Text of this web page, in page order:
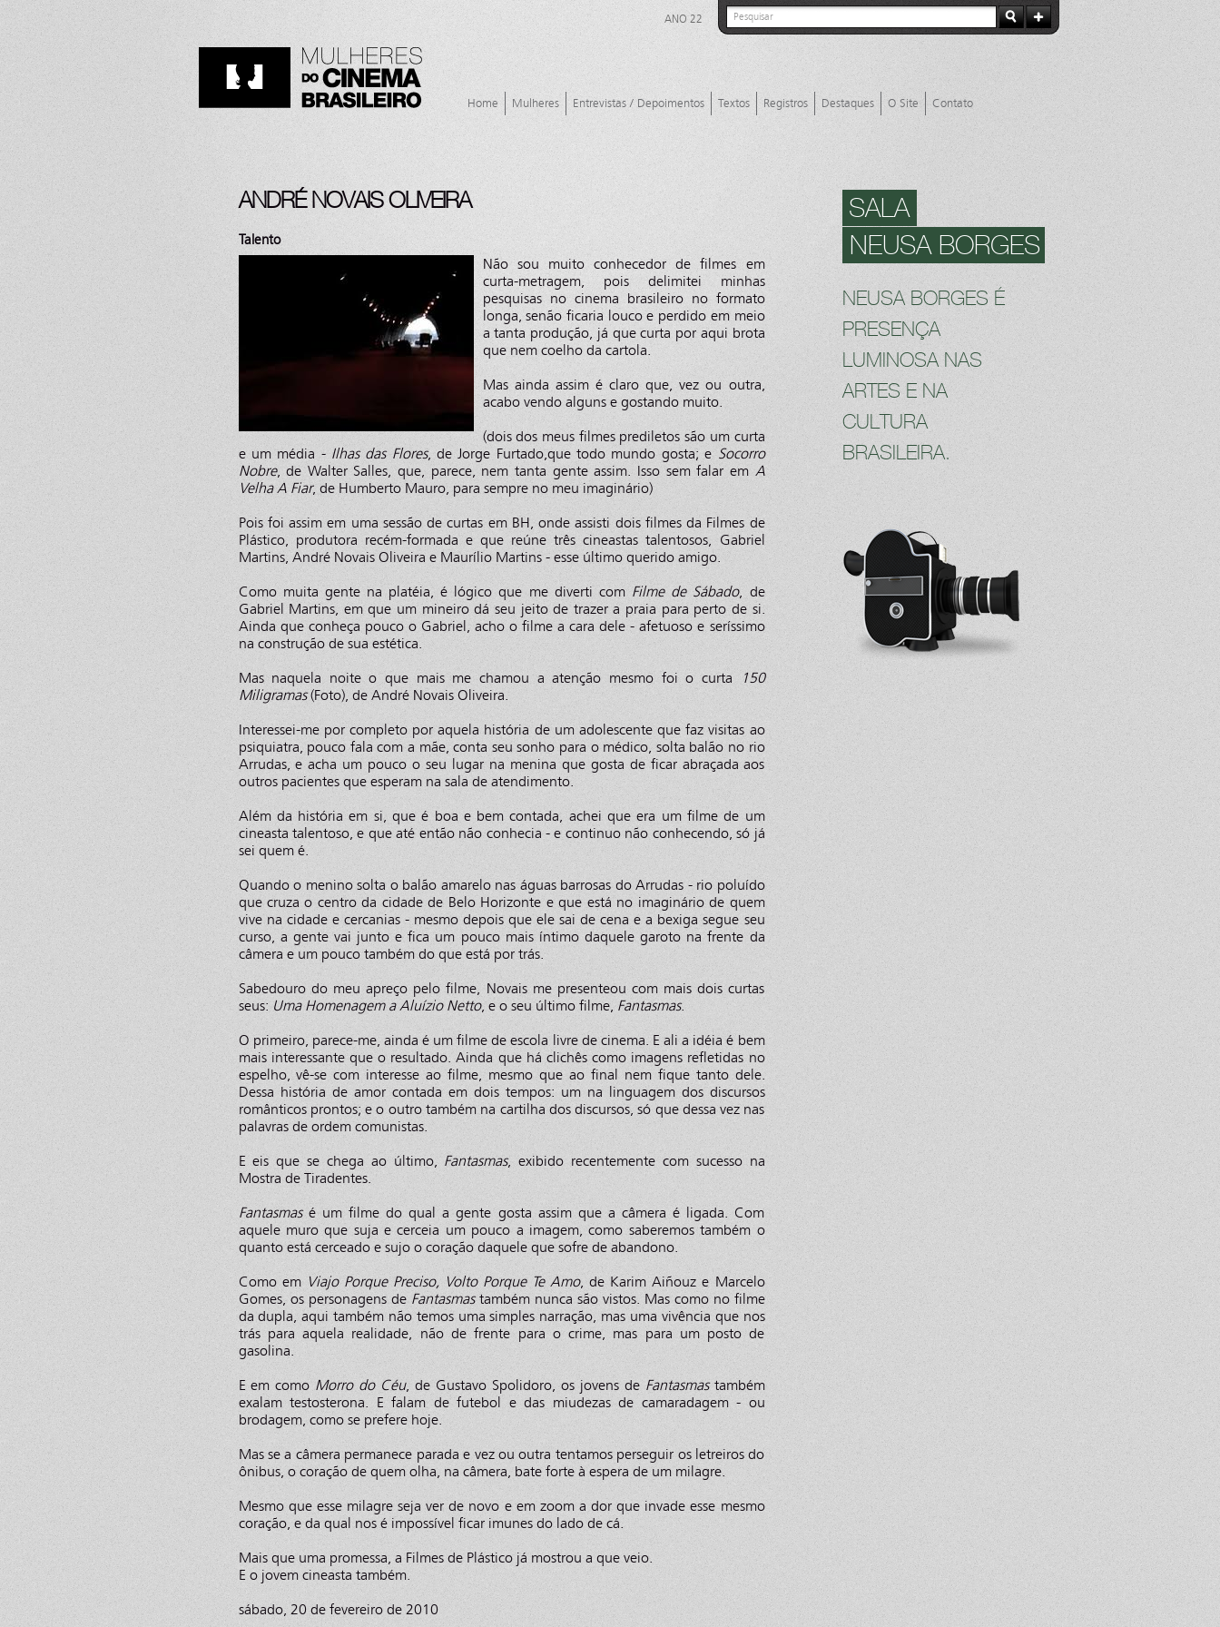
ANO 22
Home Mulheres Entrevistas / Depoimentos Textos Registros Destaques O Site Contato
ANDRÉ NOVAIS OLIVEIRA
Talento
Não sou muito conhecedor de filmes em
curta-metragem, pois delimitei minhas
pesquisas no cinema brasileiro no formato
longa, senão ficaria louco e perdido em meio
a tanta produção, já que curta por aqui brota
que nem coelho da cartola.
Mas ainda assim é claro que, vez ou outra,
acabo vendo alguns e gostando muito.
(dois dos meus filmes prediletos são um curta
e um média - Ilhas das Flores, de Jorge Furtado,que todo mundo gosta; e Socorro
Nobre, de Walter Salles, que, parece, nem tanta gente assim. Isso sem falar em A
Velha A Fiar, de Humberto Mauro, para sempre no meu imaginário)
Pois foi assim em uma sessão de curtas em BH, onde assisti dois filmes da Filmes de
Plástico, produtora recém-formada e que reúne três cineastas talentosos, Gabriel
Martins, André Novais Oliveira e Maurílio Martins - esse último querido amigo.
Como muita gente na platéia, é lógico que me diverti com Filme de Sábado, de
Gabriel Martins, em que um mineiro dá seu jeito de trazer a praia para perto de si.
Ainda que conheça pouco o Gabriel, acho o filme a cara dele - afetuoso e seríssimo
na construção de sua estética.
Mas naquela noite o que mais me chamou a atenção mesmo foi o curta
150
Miligramas(Foto), de André Novais Oliveira.
Interessei-me por completo por aquela história de um adolescente que faz visitas ao
psiquiatra, pouco fala com a mãe, conta seu sonho para o médico, solta balão no rio
Arrudas, e acha um pouco o seu lugar na menina que gosta de ficar abraçada aos
outros pacientes que esperam na sala de atendimento.
Além da história em si, que é boa e bem contada, achei que era um filme de um
cineasta talentoso, e que até então não conhecia - e continuo não conhecendo, só já
sei quem é.
Quando o menino solta o balão amarelo nas águas barrosas do Arrudas - rio poluído
que cruza o centro da cidade de Belo Horizonte e que está no imaginário de quem
vive na cidade e cercanias - mesmo depois que ele sai de cena e a bexiga segue seu
curso, a gente vai junto e fica um pouco mais íntimo daquele garoto na frente da
câmera e um pouco também do que está por trás.
Sabedouro do meu apreço pelo filme, Novais me presenteou com mais dois curtas
seus: Uma Homenagem a Aluízio Netto, e o seu último filme, Fantasmas.
O primeiro, parece-me, ainda é um filme de escola livre de cinema. E ali a idéia é bem
mais interessante que o resultado. Ainda que há clichês como imagens refletidas no
espelho, vê-se com interesse ao filme, mesmo que ao final nem fique tanto dele.
Dessa história de amor contada em dois tempos: um na linguagem dos discursos
românticos prontos; e o outro também na cartilha dos discursos, só que dessa vez nas
palavras de ordem comunistas.
E eis que se chega ao último, Fantasmas, exibido recentemente com sucesso na
Mostra de Tiradentes.
Fantasmasé um filme do qual a gente gosta assim que a câmera é ligada. Com
aquele muro que suja e cerceia um pouco a imagem, como saberemos também o
quanto está cerceado e sujo o coração daquele que sofre de abandono.
Como em Viajo Porque Preciso, Volto Porque Te Amo, de Karim Aiñouz e Marcelo
Gomes, os personagens de Fantasmastambém nunca são vistos. Mas como no filme
da dupla, aqui também não temos uma simples narração, mas uma vivência que nos
trás para aquela realidade, não de frente para o crime, mas para um posto de
gasolina.
E em como Morro do Céu, de Gustavo Spolidoro, os jovens de Fantasmastambém
exalam testosterona. E falam de futebol e das miudezas de camaradagem - ou
brodagem, como se prefere hoje.
Mas se a câmera permanece parada e vez ou outra tentamos perseguir os letreiros do
ônibus, o coração de quem olha, na câmera, bate forte à espera de um milagre.
Mesmo que esse milagre seja ver de novo e em zoom a dor que invade esse mesmo
coração, e da qual nos é impossível ficar imunes do lado de cá.
Mais que uma promessa, a Filmes de Plástico já mostrou a que veio.
E o jovem cineasta também.
sábado, 20 de fevereiro de 2010
SALA
NEUSA BORGES
NEUSA BORGES É
PRESENÇA
LUMINOSA NAS
ARTES E NA
CULTURA
BRASILEIRA.